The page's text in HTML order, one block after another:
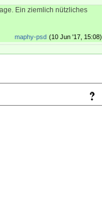
Ein ziemlich nützliches
(10 Jun '17, 15:08)
maphy-psd